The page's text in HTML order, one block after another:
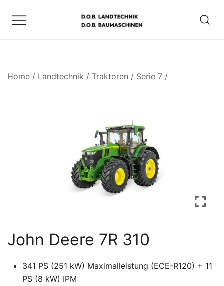
Inhalt
Home / Landtechnik / Traktoren / Serie 7 /
John Deere 7R 310
341 PS (251 kW) Maximalleistung (ECE-R120) + 11
PS (8 kW) IPM